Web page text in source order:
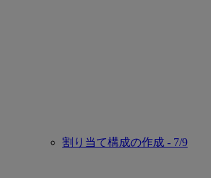
割り当て構成の作成 - 7/9